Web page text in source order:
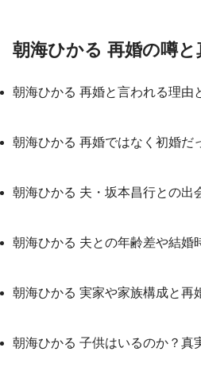
朝海ひかる 再婚の噂と
朝海ひかる 再婚と言われる理由
朝海ひかる 再婚ではなく初婚だ
朝海ひかる 夫・坂本昌行との出
朝海ひかる 夫との年齢差や結婚
朝海ひかる 実家や家族構成と再
朝海ひかる 子供はいるのか？真